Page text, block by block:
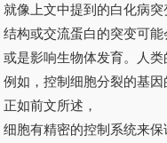
就像上文中提到的白化病突
结构或交流蛋白的突变可能
或是影响生物体发育。人类
例如，控制细胞分裂的基因
正如前文所述，
细胞有精密的控制系统来